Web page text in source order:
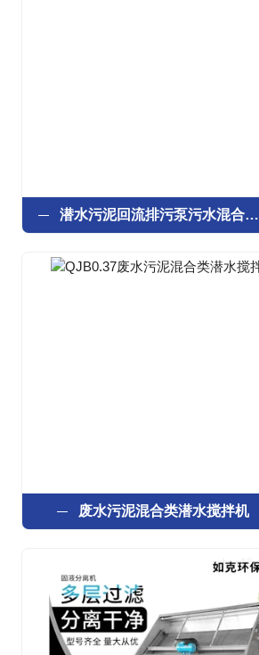
潜水污泥回流排污泵污水混合搅拌设备
废水污泥混合类潜水搅拌机